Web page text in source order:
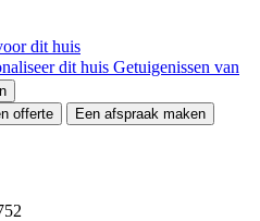
dit huis
dit huis Getuigenissen van
offerte
Een afspraak maken